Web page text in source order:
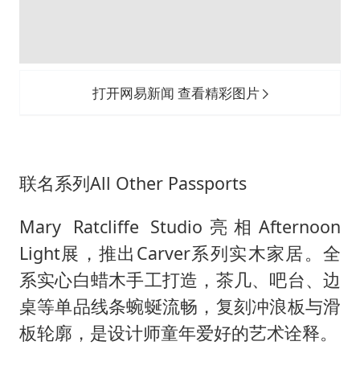
打开网易新闻 查看精彩图片
联名系列All Other Passports
Mary Ratcliffe Studio亮相Afternoon
Light展，推出Carver系列实木家居。全
系实心白蜡木手工打造，茶几、吧台、边
桌等单品线条蜿蜒流畅，复刻冲浪板与滑
板轮廓，是设计师童年爱好的艺术诠释。